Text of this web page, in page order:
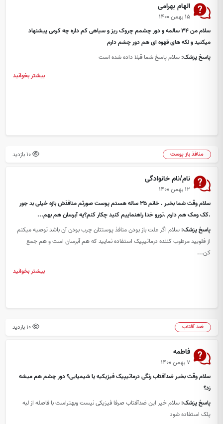
الهام بهرامی
۱۵ بهمن ۱۴۰۰
سلام من ۳۴ سالمه و دور چشمم چروک ریز و سیاهی کم داره چه کرمی پیشنهاد
میکنید و لکه های قهوه ای هم دور چشم دارم
پاسخ پزشک: سلام پاسخ شما قبلا داده شده است
بیشتر بخوانید
منافذ باز پوست 10 بازدید
نام/نام خانوادگی
۱۲ بهمن ۱۴۰۰
سلام وقت شما بخیر . خانم ۳۵ ساله هستم پوست صورتم منافذش بازه خیلی بد جور
.کک ومک هم دارم .تورو خدا راهنماییم کنید چکار کنم؟یه آبرسان هم بهم...
پاسخ پزشک: سلام اگر علت باز بودن منافذ پوستتان چرب بودن آن باشد توصیه میکنم
از فلویید مرطوب کننده درماتیپیک استفاده نمایید که هم آبرسان است و هم جمع
کن...
بیشتر بخوانید
ضد آفتاب 10 بازدید
فاطمه
۷ بهمن ۱۴۰۰
سلام وقت بخیر ضدآفتاب رنگی درماتیپیک فیزیکیه یا شیمیایی؟ دور چشم هم میشه
زد؟
پاسخ پزشک: سلام خیر این ضدآفتاب صرفا فیزیکی نیست وبهتراست با فاصله از لبه
پلک استفاده شود